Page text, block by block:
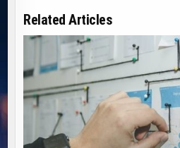
Related Articles